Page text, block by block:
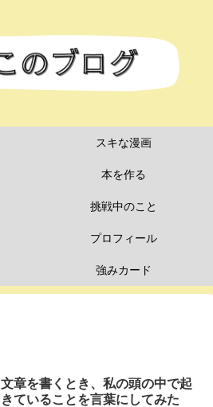
スキな漫画
本を作る
挑戦中のこと
プロフィール
強みカード
文章を書くとき、私の頭の中で起
きていることを言葉にしてみた